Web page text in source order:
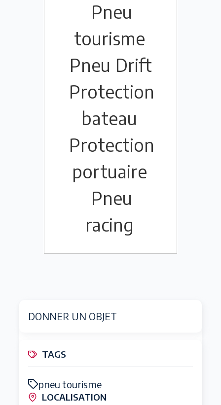
Pneu
tourisme
Pneu Drift
Protection
bateau
Protection
portuaire
Pneu
racing
DONNER UN OBJET
TAGS
pneu tourisme
LOCALISATION